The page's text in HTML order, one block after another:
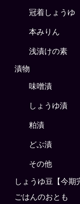
冠着しょうゆ
本みりん
浅漬けの素
漬物
味噌漬
しょうゆ漬
粕漬
どぶ漬
その他
しょうゆ豆【今期
ごはんのおとも